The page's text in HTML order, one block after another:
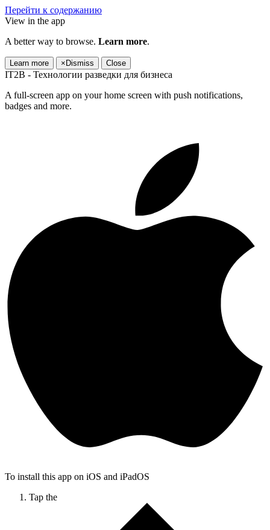
Перейти к содержанию
View in the app
A better way to browse. Learn more.
Learn more × Dismiss Close
IT2B - Технологии разведки для бизнеса
A full-screen app on your home screen with push notifications,
badges and more.
To install this app on iOS and iPadOS
Tap the